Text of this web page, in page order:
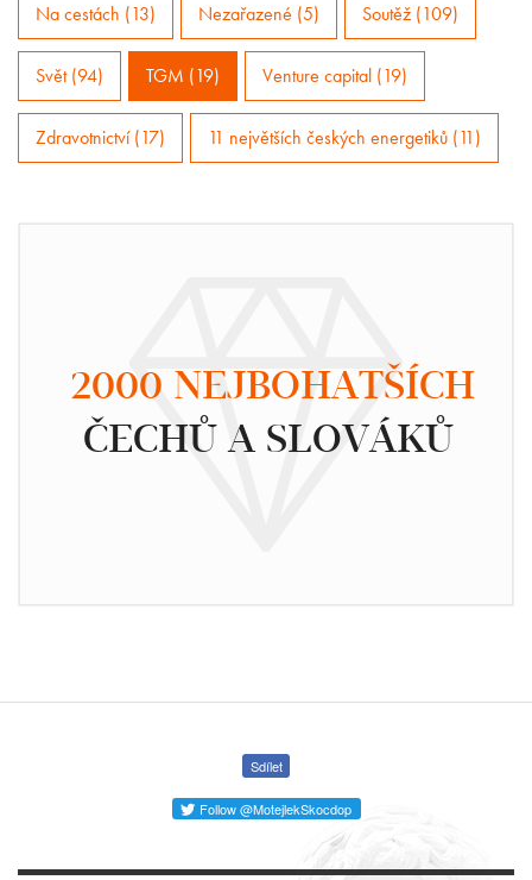
Na cestách (13) Nezařazené (5) Soutěž (109)
Svět (94) TGM (19) Venture capital (19)
Zdravotnictví (17) 11 největších českých energetiků (11)
2000 NEJBOHATŠÍCH
ČECHŮ A SLOVÁKŮ
Sdílet
Follow @MotejlekSkocdop